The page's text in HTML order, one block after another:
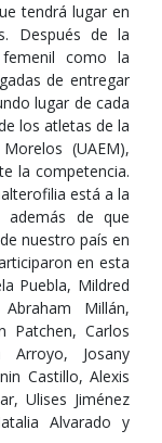
tendrá lugar en
Después de la
como la
de entregar
lugar de cada
los atletas de la
(UAEM),
la competencia.
está a la
además de que
nuestro país en
en esta
Puebla, Mildred
Millán,
Patchen, Carlos
Arroyo, Josany
Castillo, Alexis
Ulises Jiménez
Alvarado y